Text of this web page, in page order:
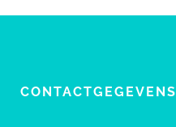
CONTACTGEGEVENS